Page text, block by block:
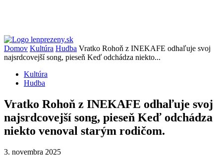
Domov Kultúra Hudba Vratko Rohoň z INEKAFE odhaľuje svoj
najsrdcovejší song, pieseň Keď odchádza niekto...
Kultúra
Hudba
Vratko Rohoň z INEKAFE odhaľuje svoj
najsrdcovejší song, pieseň Keď odchádza
niekto venoval starým rodičom.
3. novembra 2025